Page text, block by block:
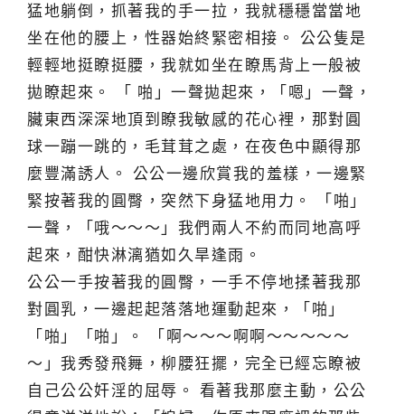
猛地躺倒，抓著我的手一拉，我就穩穩當當地
坐在他的腰上，性器始終緊密相接。 公公隻是
輕輕地挺瞭挺腰，我就如坐在瞭馬背上一般被
拋瞭起來。 「 啪」一聲拋起來，「嗯」一聲，
臟東西深深地頂到瞭我敏感的花心裡，那對圓
球一蹦一跳的，毛茸茸之處，在夜色中顯得那
麼豐滿誘人。 公公一邊欣賞我的羞樣，一邊緊
緊按著我的圓臀，突然下身猛地用力。 「啪」
一聲，「哦～～～」我們兩人不約而同地高呼
起來，酣快淋漓猶如久旱逢雨。
公公一手按著我的圓臀，一手不停地揉著我那
對圓乳，一邊起起落落地運動起來，「啪」
「啪」「啪」。 「啊～～～啊啊～～～～～
～」我秀發飛舞，柳腰狂擺，完全已經忘瞭被
自己公公奸淫的屈辱。 看著我那麼主動，公公